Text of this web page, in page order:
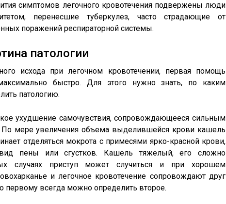
симптомов легочного кровотечения подвержены люди
перенесшие туберкулез, часто страдающие от
поражений респираторной системы.
патологии
исхода при легочном кровотечении, первая помощь
быстро. Для этого нужно знать, по каким
патологию.
ухудшение самочувствия, сопровождающееся сильным
По мере увеличения объема выделившейся крови кашель
отделяться мокрота с примесями ярко-красной крови,
пены или сгустков. Кашель тяжелый, его сложно
случаях приступ может случиться и при хорошем
и легочное кровотечение сопровождают друг
первому всегда можно определить второе.